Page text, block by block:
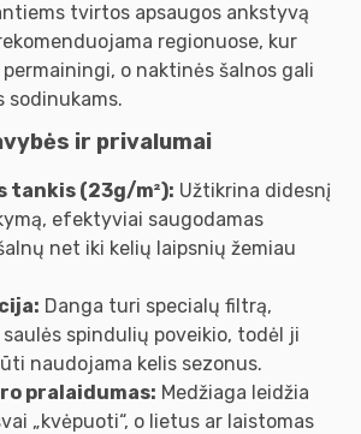
tvirtos apsaugos ankstyvą
regionuose, kur
o naktinės šalnos gali
sodinukams.
ir privalumai
(23g/m²): Užtikrina didesnį
efektyviai saugodamas
net iki kelių laipsnių žemiau
Danga turi specialų filtrą,
spindulių poveikio, todėl ji
naudojama kelis sezonus.
pralaidumas: Medžiaga leidžia
„kvėpuoti“, o lietus ar laistomas